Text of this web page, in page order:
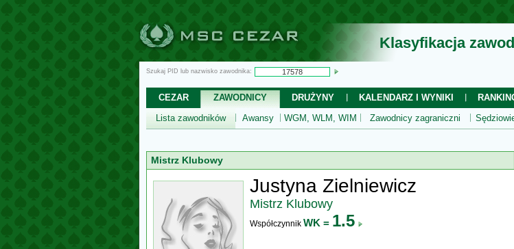
Klasyfikacja
Szukaj PID lub nazwisko zawodnika:
CEZAR ZAWODNICY DRUŻYNY KALENDARZ I WYNIKI
Lista zawodników
Awansy WGM, WLM, WIM Zawodnicy zagraniczni
Mistrz Klubowy
Justyna Zielniewicz
Mistrz Klubowy
Współczynnik WK = 1.5